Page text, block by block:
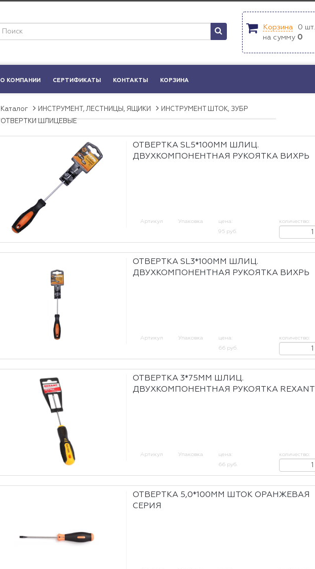
Корзина 0 шт.
на сумму 0
О КОМПАНИИ СЕРТИФИКАТЫ КОНТАКТЫ КОРЗИНА
Каталог ИНСТРУМЕНТ, ЛЕСТНИЦЫ, ЯЩИКИ
ИНСТРУМЕНТ ШТОК, ЗУБР
ОТВЕРТКИ ШЛИЦЕВЫЕ
ОТВЕРТКА SL5*100ММ ШЛИЦ.
ДВУХКОМПОНЕНТНАЯ РУКОЯТКА ВИХРЬ
Артикул Упаковка
цена:
95 руб.
количество:
ОТВЕРТКА SL3*100ММ ШЛИЦ.
ДВУХКОМПОНЕНТНАЯ РУКОЯТКА ВИХРЬ
Артикул Упаковка
цена:
66 руб.
количество:
ОТВЕРТКА 3*75ММ ШЛИЦ.
ДВУХКОМПОНЕНТНАЯ РУКОЯТКА REXANT
Артикул Упаковка
цена:
66 руб.
количество:
ОТВЕРТКА 5,0*100ММ ШТОК ОРАНЖЕВАЯ
СЕРИЯ